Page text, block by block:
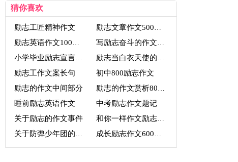
猜你喜欢
励志工匠精神作文
励志文章作文500字左右
励志英语作文100字初三
写励志奋斗的作文题目
小学毕业励志宣言作文
励志当白衣天使的作文
励志工作文案长句
初中800励志作文
励志的作文中间部分
励志的作文赏析800字
睡前励志英语作文
中考励志作文题记
关于励志的作文事件
和你一样作文励志作文
关于防弹少年团的励志作文
成长励志作文600字左右